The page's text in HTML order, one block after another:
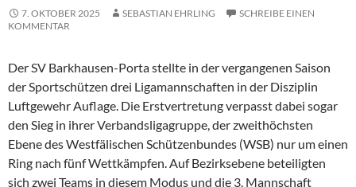
7. OKTOBER 2025 SEBASTIAN EHRLING
SCHREIBE EINEN
KOMMENTAR
Der SV Barkhausen-Porta stellte in der vergangenen Saison
der Sportschützen drei Ligamannschaften in der Disziplin
Luftgewehr Auflage. Die Erstvertretung verpasst dabei sogar
den Sieg in ihrer Verbandsligagruppe, der zweithöchsten
Ebene des Westfälischen Schützenbundes (WSB) nur um einen
Ring nach fünf Wettkämpfen. Auf Bezirksebene beteiligten
sich zwei Teams in diesem Modus und die 3. Mannschaft